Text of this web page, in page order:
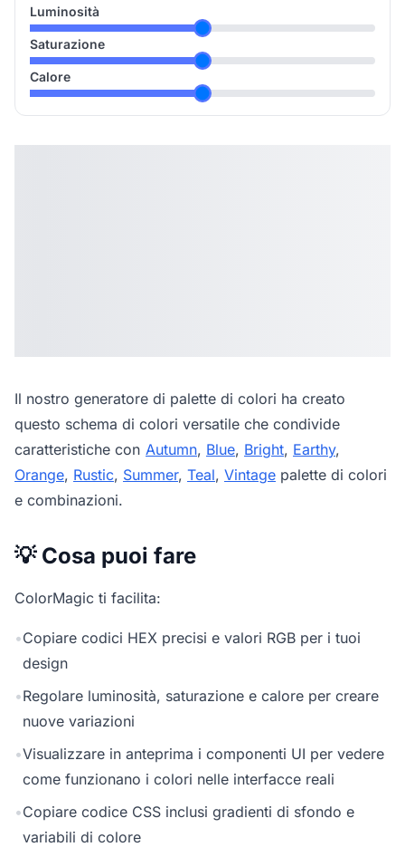
Luminosità
Saturazione
Calore
Il nostro generatore di palette di colori ha creato
questo schema di colori versatile che condivide
caratteristiche con Autumn, Blue, Bright, Earthy,
Orange, Rustic, Summer, Teal, Vintage palette di colori
e combinazioni.
💡 Cosa puoi fare
ColorMagic ti facilita:
•Copiare codici HEX precisi e valori RGB per i tuoi
design
•Regolare luminosità, saturazione e calore per creare
nuove variazioni
•Visualizzare in anteprima i componenti UI per vedere
come funzionano i colori nelle interfacce reali
•Copiare codice CSS inclusi gradienti di sfondo e
variabili di colore